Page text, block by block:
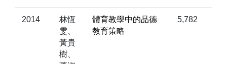
2014
林恆
雯、
黃貴
樹、
體育教學中的品德
教育策略
5,782